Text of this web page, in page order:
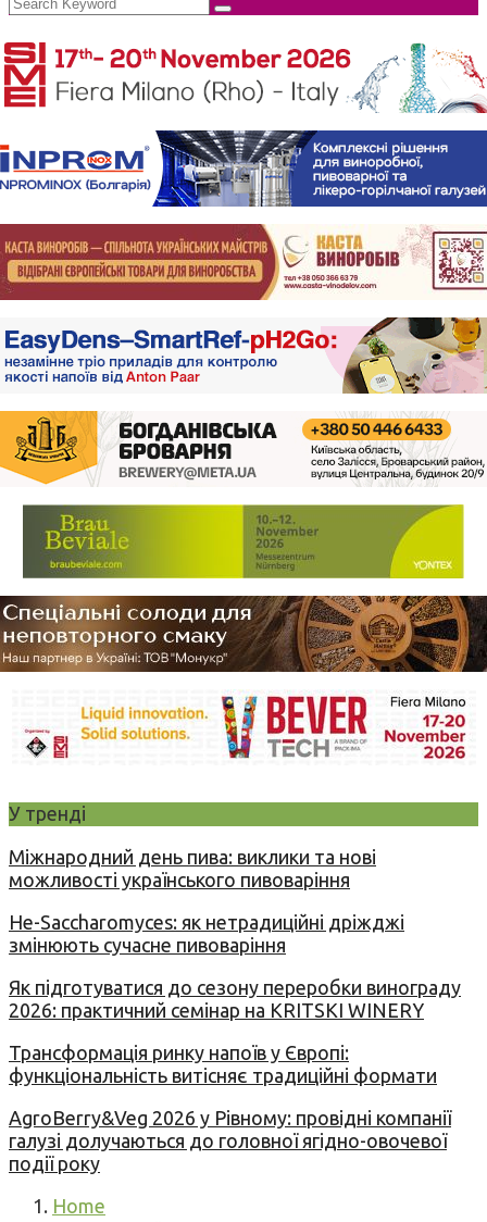
У тренді
Міжнародний день пива: виклики та нові
можливості українського пивоваріння
Не-Saccharomyces: як нетрадиційні дріжджі
змінюють сучасне пивоваріння
Як підготуватися до сезону переробки винограду
2026: практичний семінар на KRITSKI WINERY
Трансформація ринку напоїв у Європі:
функціональність витісняє традиційні формати
AgroBerry&Veg 2026 у Рівному: провідні компанії
галузі долучаються до головної ягідно-овочевої
події року
Home